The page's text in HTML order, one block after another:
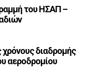
του ΗΣΑΠ –
διαδρομής
αεροδρομίου